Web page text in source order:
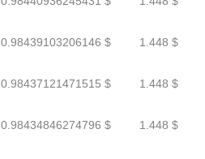
0.98439103206146 $ 1.448 $
0.98437121471515 $ 1.448 $
0.98434846274796 $ 1.448 $